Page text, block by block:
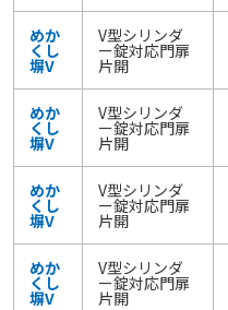
めか
くし
塀V
V型シリンダ
ー錠対応門扉
片開
めか
くし
塀V
V型シリンダ
ー錠対応門扉
片開
めか
くし
塀V
V型シリンダ
ー錠対応門扉
片開
めか
くし
塀V
V型シリンダ
ー錠対応門扉
片開